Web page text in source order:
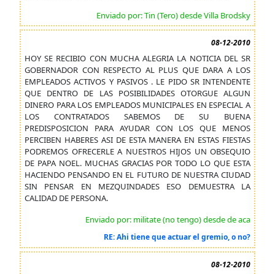
Enviado por: Tin (Tero) desde Villa Brodsky
08-12-2010
HOY SE RECIBIO CON MUCHA ALEGRIA LA NOTICIA DEL SR
GOBERNADOR CON RESPECTO AL PLUS QUE DARA A LOS
EMPLEADOS ACTIVOS Y PASIVOS . LE PIDO SR INTENDENTE
QUE DENTRO DE LAS POSIBILIDADES OTORGUE ALGUN
DINERO PARA LOS EMPLEADOS MUNICIPALES EN ESPECIAL A
LOS CONTRATADOS SABEMOS DE SU BUENA
PREDISPOSICION PARA AYUDAR CON LOS QUE MENOS
PERCIBEN HABERES ASI DE ESTA MANERA EN ESTAS FIESTAS
PODREMOS OFRECERLE A NUESTROS HIJOS UN OBSEQUIO
DE PAPA NOEL. MUCHAS GRACIAS POR TODO LO QUE ESTA
HACIENDO PENSANDO EN EL FUTURO DE NUESTRA CIUDAD
SIN PENSAR EN MEZQUINDADES ESO DEMUESTRA LA
CALIDAD DE PERSONA.
Enviado por: militate (no tengo) desde de aca
RE: Ahi tiene que actuar el gremio, o no?
08-12-2010